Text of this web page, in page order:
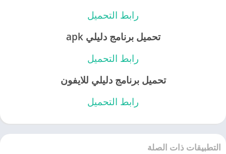
رابط التحميل
تحميل برنامج دليلي apk
رابط التحميل
تحميل برنامج دليلي للايفون
رابط التحميل
التطبيقات ذات الصلة